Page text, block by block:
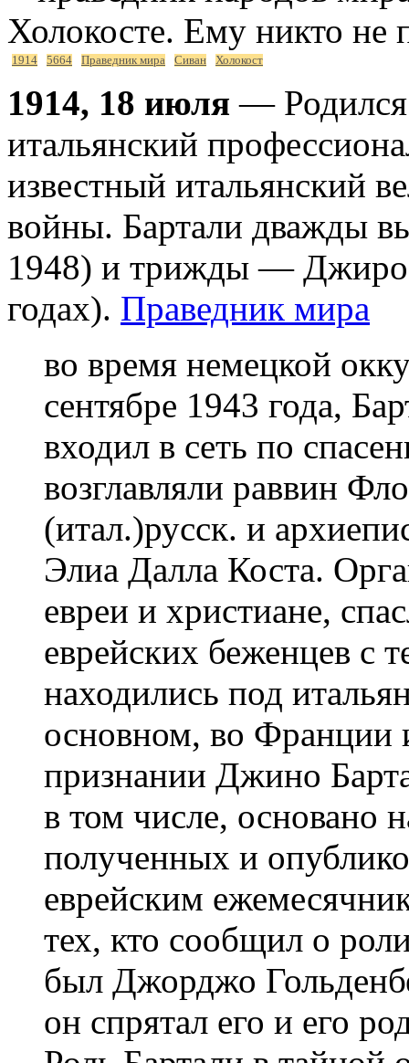
Холокосте. Ему никто не
1914 5664 Праведник мира Сиван Холокост
1914, 18 июля —
итальянский
известный итальянский
войны. Бартали дважды
1948) и трижды — Джиро
годах). Праведник мира
во время немецкой
сентябре 1943 года,
входил в сеть по
возглавляли раввин
(итал.)русск. и
Элиа Далла Коста.
евреи и христиане,
еврейских беженцев с
находились под
основном, во
признании Джино
в том числе, основано
полученных и
еврейским
тех, кто сообщил о
был Джорджо
он спрятал его и его